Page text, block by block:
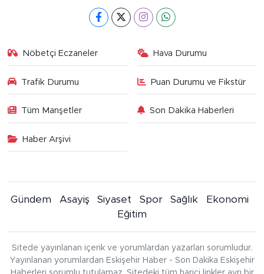
Nöbetçi Eczaneler Hava Durumu
Trafik Durumu Puan Durumu ve Fikstür
Tüm Manşetler Son Dakika Haberleri
Haber Arşivi
Gündem Asayiş Siyaset Spor Sağlık
Ekonomi
Eğitim
Sitede yayınlanan içerik ve yorumlardan yazarları sorumludur.
Yayınlanan yorumlardan Eskişehir Haber - Son Dakika Eskişehir